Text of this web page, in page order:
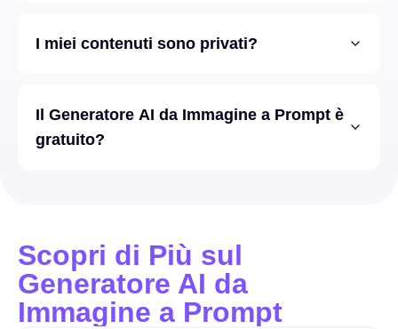
I miei contenuti sono privati?
Il Generatore AI da Immagine a Prompt è
gratuito?
Scopri di Più sul
Generatore AI da
Immagine a Prompt